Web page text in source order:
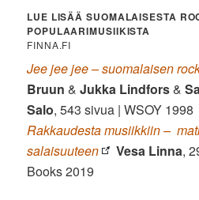
LUE LISÄÄ SUOMALAISESTA
POPULAARIMUSIIKISTA
FINNA.FI
Jee jee jee – suomalaisen
Bruun &Jukka Lindfors&
Salo, 543 sivua | WSOY 1998
Rakkaudesta musiikkiin –
salaisuuteen
Vesa Linna,
Books 2019